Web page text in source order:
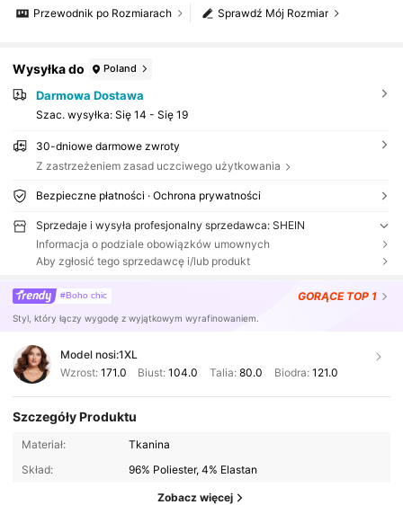
Sprawdź Mój Rozmiar
Przewodnik po Rozmiarach
Wysyłka do Poland
Darmowa Dostawa
Szac. wysyłka: Się 14 - Się 19
30-dniowe darmowe zwroty
Z zastrzeżeniem zasad uczciwego użytkowania
Bezpieczne płatności · Ochrona prywatności
Sprzedaje i wysyła profesjonalny sprzedawca: SHEIN
Informacja o podziale obowiązków umownych
Aby zgłosić tego sprzedawcę i/lub produkt
#Boho chic GORĄCE TOP 1
Styl, który łączy wygodę z wyjątkowym wyrafinowaniem.
Model nosi:1XL
Wzrost: 171.0 Biust:104.0 Talia: 80.0 Biodra: 121.0
Szczegóły Produktu
Materiał:
Tkanina
Skład:
96% Poliester, 4% Elastan
Zobacz więcej